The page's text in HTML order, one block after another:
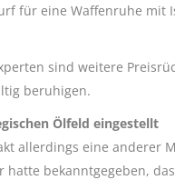
für eine Waffenruhe
sind weitere
beruhigen.
Ölfeld eingestellt
allerdings eine anderer
hatte bekanntgegeben,